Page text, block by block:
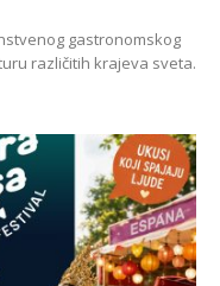
gastronomskog
različitih krajeva sveta.